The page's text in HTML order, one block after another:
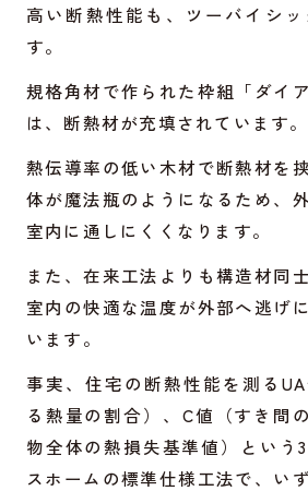
高い断熱性能も、ツーバイシ
す。
規格角材で作られた枠組「ダイ
は、断熱材が充填されています。
熱伝導率の低い木材で断熱材を
体が魔法瓶のようになるため、
室内に通しにくくなります。
また、在来工法よりも構造材同
室内の快適な温度が外部へ逃げ
います。
事実、住宅の断熱性能を測る
る熱量の割合）、C値（すき間
物全体の熱損失基準値）という
スホームの標準仕様工法で、い